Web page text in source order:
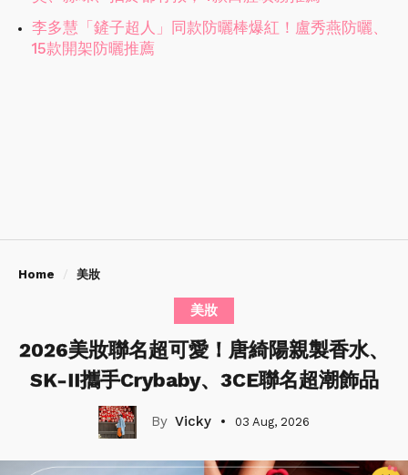
李多慧「鏟子超人」同款防曬棒爆紅！盧秀燕防曬、
15款開架防曬推薦
Home 美妝
美妝
2026美妝聯名超可愛！唐綺陽親製香水、
SK-II攜手Crybaby、3CE聯名超潮飾品
Vicky 03 Aug, 2026